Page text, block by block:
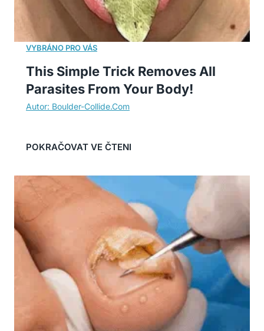
This Simple Trick Removes All
Parasites From Your Body!